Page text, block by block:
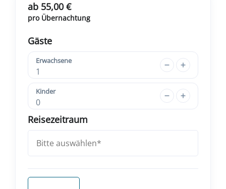
ab 55,00 €
pro Übernachtung
Gäste
Erwachsene
1
Kinder
0
Reisezeitraum